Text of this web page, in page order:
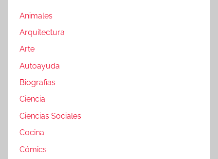
Animales
Arquitectura
Arte
Autoayuda
Biografias
Ciencia
Ciencias Sociales
Cocina
Cómics